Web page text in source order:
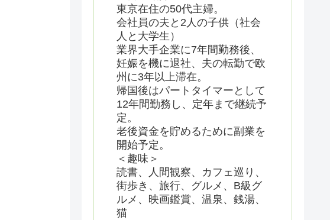
東京在住の50代主婦。
会社員の夫と2人の子供（社会
人と大学生）
業界大手企業に7年間勤務後、
妊娠を機に退社、夫の転勤で欧
州に3年以上滞在。
帰国後はパートタイマーとして
12年間勤務し、定年まで継続予
定。
老後資金を貯めるために副業を
開始予定。
＜趣味＞
読書、人間観察、カフェ巡り、
街歩き、旅行、グルメ、B級グ
ルメ、映画鑑賞、温泉、銭湯、
猫